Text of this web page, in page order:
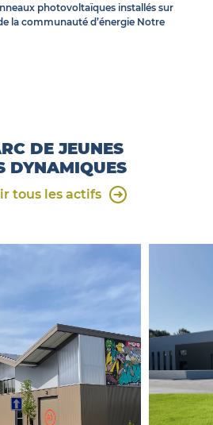
photovoltaïques installés sur
la communauté d’énergie Notre
DE JEUNES
DYNAMIQUES
tous les actifs